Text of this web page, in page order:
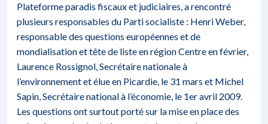
Plateforme paradis fiscaux et judiciaires, a rencontré
plusieurs responsables du Parti socialiste : Henri Weber,
responsable des questions européennes et de
mondialisation et tête de liste en région Centre en février,
Laurence Rossignol, Secrétaire nationale à
l’environnement et élue en Picardie, le 31 mars et Michel
Sapin, Secrétaire national à l’économie, le 1er avril 2009.
Les questions ont surtout porté sur la mise en place des